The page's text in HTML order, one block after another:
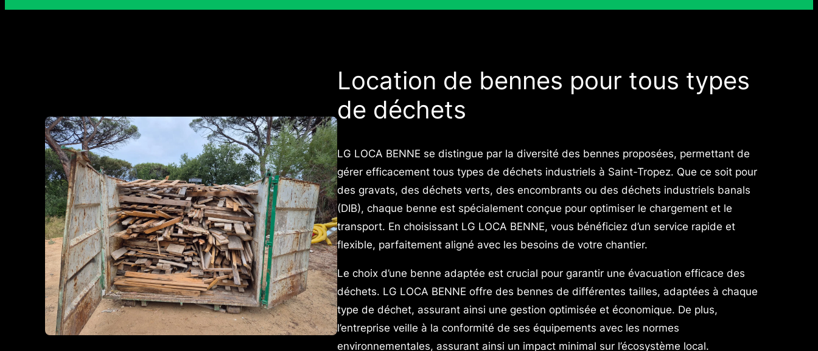
Location de bennes pour tous types
de déchets
LG LOCA BENNE se distingue par la diversité des bennes proposées, permettant de
gérer efficacement tous types de déchets industriels à Saint-Tropez. Que ce soit pour
des gravats, des déchets verts, des encombrants ou des déchets industriels banals
(DIB), chaque benne est spécialement conçue pour optimiser le chargement et le
transport. En choisissant LG LOCA BENNE, vous bénéficiez d’un service rapide et
flexible, parfaitement aligné avec les besoins de votre chantier.
Le choix d’une benne adaptée est crucial pour garantir une évacuation efficace des
déchets. LG LOCA BENNE offre des bennes de différentes tailles, adaptées à chaque
type de déchet, assurant ainsi une gestion optimisée et économique. De plus,
l’entreprise veille à la conformité de ses équipements avec les normes
environnementales, assurant ainsi un impact minimal sur l’écosystème local.